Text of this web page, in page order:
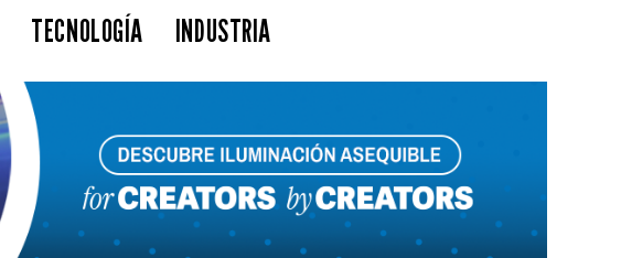
TECNOLOGÍA INDUSTRIA